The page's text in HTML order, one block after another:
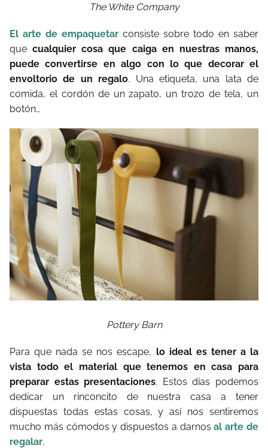
The White Company
El arte de empaquetar consiste sobre todo en saber
quecualquier cosa que caiga en nuestras manos,
puede convertirse en algo con lo que decorar el
envoltorio de un regalo. Una etiqueta, una lata de
comida, el cordón de un zapato, un trozo de tela, un
botón…
Pottery Barn
Para que nada se nos escape, lo ideal es tener a la
vista todo el material que tenemos en casa para
preparar estas presentaciones. Estos días podemos
dedicar un rinconcito de nuestra casa a tener
dispuestas todas estas cosas, y así nos sentiremos
mucho más cómodos y dispuestos a darnosal arte de
regalar.